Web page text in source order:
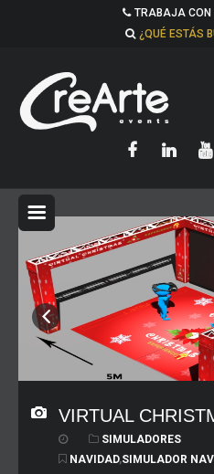
TRABAJA CON
¿QUÉ ESTÁS
VIRTUAL
SIMULADORES
NAVIDAD,SIMULADOR